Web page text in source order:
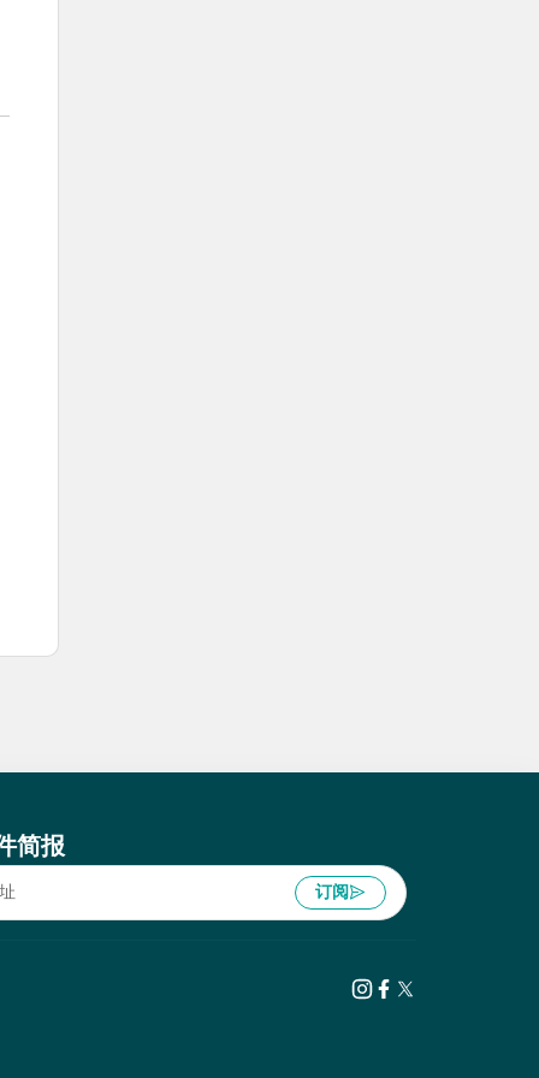
简报
订阅